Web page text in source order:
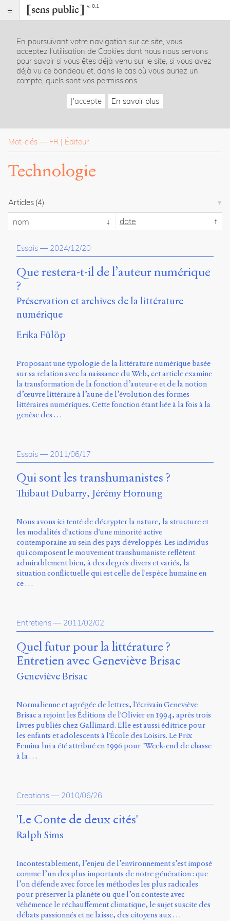
v. 0.1
Index
Rubriques
Essais
La
revue
Présentation
Publier
du
site
Archipel
En
ligne
de
Sherbrooke
Campus
de
Longueuil
Local
Pl.
Le
Moyne
Longueuil
J4K
0B7
Canada
ISSN
2104-
3272
0.1
Typographies
Jannon
Type
Foundry
et
Muli
de
Vernon
site
été
conçu
par
Blanc,
Bouton,
De
Barros,
En poursuivant votre navigation sur ce site, vous
acceptez l’utilisation de Cookies dont nous nous servons
pour savoir si vous êtes déjà venu sur le site, si vous avez
déjà vu ce bandeau et, dans le cas où vous auriez un
compte, quels sont vos permissions.
J'accepte En savoir plus
Mot-clés — FR Éditeur
Technologie
Articles (4)
nom date
Essais — 2024/12/20
Que restera-t-il de l’auteur numérique
?
Préservation et archives de la littérature
numérique
Erika Fülöp
Proposant une typologie de la littérature numérique basée
sur sa relation avec la naissance du Web, cet article examine
la transformation de la fonction d’auteur·e et de la notion
d’œuvre littéraire à l’aune de l’évolution des formes
littéraires numériques. Cette fonction étant liée à la fois à la
genèse des …
Essais — 2011/06/17
Qui sont les transhumanistes ?
Thibaut Dubarry Jérémy Hornung
Nous avons ici tenté de décrypter la nature, la structure et
les modalités d'actions d'une minorité active
contemporaine au sein des pays développés. Les individus
qui composent le mouvement transhumaniste reflètent
admirablement bien, à des degrés divers et variés, la
situation conflictuelle qui est celle de l'espèce humaine en
ce …
Entretiens — 2011/02/02
Quel futur pour la littérature ?
Entretien avec Geneviève Brisac
Geneviève Brisac
Normalienne et agrégée de lettres, l'écrivain Geneviève
Brisac a rejoint les Éditions de l'Olivier en 1994, après trois
livres publiés chez Gallimard. Elle est aussi éditrice pour
les enfants et adolescents à l'École des Loisirs. Le Prix
Femina lui a été attribué en 1996 pour "Week-end de chasse
à la …
Creations — 2010/06/26
'Le Conte de deux cités'
Ralph Sims
Incontestablement, l’enjeu de l’environnement s’est imposé
comme l’un des plus importants de notre génération : que
l’on défende avec force les méthodes les plus radicales
pour préserver la planète ou que l’on conteste avec
véhémence le réchauffement climatique, le sujet suscite des
débats passionnés et ne laisse, des citoyens aux …